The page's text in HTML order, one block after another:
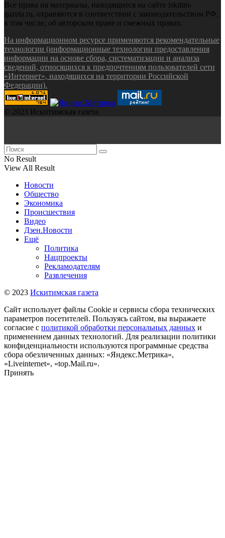
Все права на материалы, находящиеся на сайте iskitim-
gazeta.ru, охраняются в соответствии с законодательством РФ,
в том числе, об авторском праве и смежных правах.
На информационном ресурсе применяются рекомендательные
технологии (информационные технологии предоставления
информации на основе сбора, систематизации и анализа
сведений, относящихся к предпочтениям пользователей сети
«Интернет», находящихся на территории Российской
Федерации).
© 2023 Искитимская газета
No Result
View All Result
Новости
Общество
Экономика
Происшествия
Видео
Дзен.Новости
Ещё
Политика
Нацпроекты
Рекламодателям
Развлечения
© 2023 Искитимская газета
Сайт использует файлы Cookie и сервисы сбора технических
параметров посетителей. Пользуясь сайтом, вы выражаете
согласие с политикой обработки персональных данных и
применением данных технологий. Для реализации политики
конфиденциальности используются программные средства
сбора обезличенных данных: «Яндекс.Метрика»,
«Liveinternet», «top.Mail.ru».
Принять